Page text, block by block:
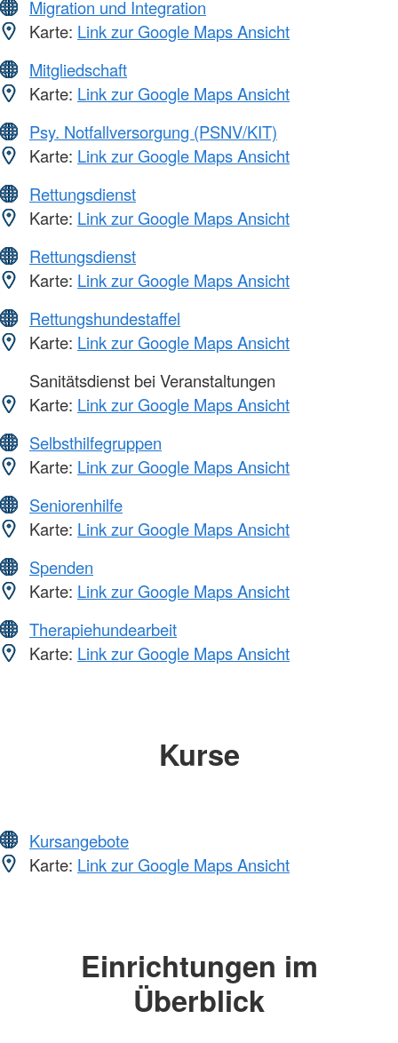
Migration und Integration
Karte: Link zur Google Maps Ansicht
Mitgliedschaft
Karte: Link zur Google Maps Ansicht
Psy. Notfallversorgung (PSNV/KIT)
Karte: Link zur Google Maps Ansicht
Rettungsdienst
Karte: Link zur Google Maps Ansicht
Rettungsdienst
Karte: Link zur Google Maps Ansicht
Rettungshundestaffel
Karte: Link zur Google Maps Ansicht
Sanitätsdienst bei Veranstaltungen
Karte: Link zur Google Maps Ansicht
Selbsthilfegruppen
Karte: Link zur Google Maps Ansicht
Seniorenhilfe
Karte: Link zur Google Maps Ansicht
Spenden
Karte: Link zur Google Maps Ansicht
Therapiehundearbeit
Karte: Link zur Google Maps Ansicht
Kurse
Kursangebote
Karte: Link zur Google Maps Ansicht
Einrichtungen im
Überblick